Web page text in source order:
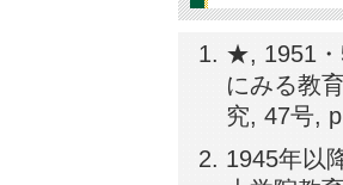
★, 1951・
にみる教
究, 47号,
1945年以